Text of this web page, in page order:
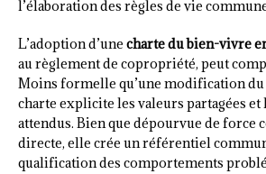
l’élaboration des règles de vie
L’adoption d’une charte du bien-vivre
au règlement de copropriété, peut
Moins formelle qu’une modification du
charte explicite les valeurs partagées
attendus. Bien que dépourvue de force
directe, elle crée un référentiel
qualification des comportements